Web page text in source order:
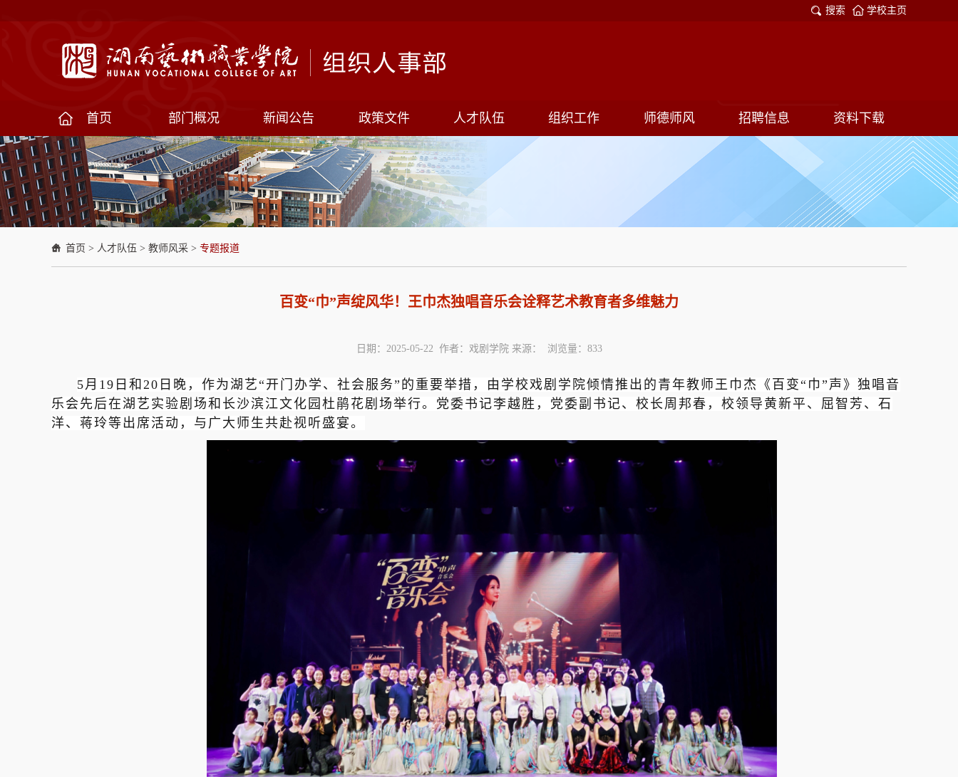
搜索 学校主页
首页 部门概况 新闻公告 政策文件 人才队伍 组织工作 师德师风 招聘信息 资料下载
首页 > 人才队伍 > 教师风采 > 专题报道
百变“巾”声绽风华！王巾杰独唱音乐会诠释艺术教育者多维魅力
日期：2025-05-22 作者：戏剧学院 来源： 浏览量： 833
5月19日和20日晚， 作为湖艺“开门办学、社会服务”的重要举措，由学校戏剧学院倾情推出的青年教师王巾杰《百变“巾”声》独唱音
乐会先后在湖艺实验剧场和 长沙滨江文化园杜鹃花剧场举行。党委书记李越胜，党委副书记、校长周邦春，校领导黄新平、屈智芳、石
洋、蒋玲等出席活动，与广大师生共赴视听盛宴。